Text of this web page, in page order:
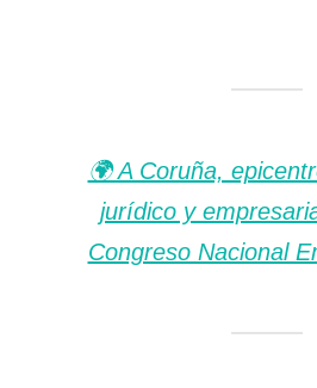
🌍 A Coruña,
jurídico y
Congreso Nacional